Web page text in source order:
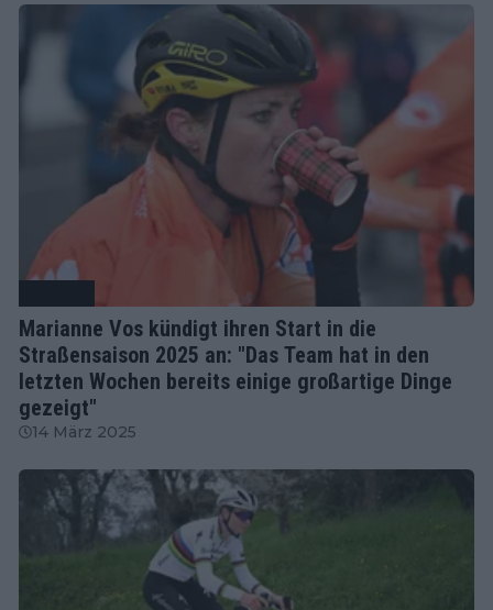
Marianne Vos kündigt ihren Start in die
Straßensaison 2025 an: "Das Team hat in den
letzten Wochen bereits einige großartige Dinge
gezeigt"
14 März 2025